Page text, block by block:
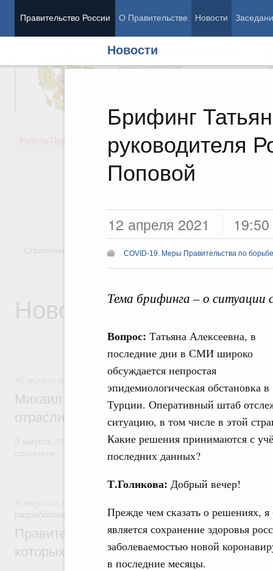
Правительство России О Правительстве Новости
Новости
Брифинг
руководителя
Поповой
12 апреля 2021 19:50
COVID-19. Меры Правительства по
Тема брифинга – о ситуации
Вопрос: Татьяна Алексеевна, в
последние дни в СМИ широко
обсуждается непростая
эпидемиологическая обстановка в
Турции. Оперативный штаб
ситуацию, в том числе в этой
Какие решения принимаются с
последних данных?
Т.Голикова: Добрый вечер!
Прежде чем сказать о решениях,
является сохранение здоровья
заболеваемостью новой
в последние месяцы.
Председатель Правительства
Вице-премьеры
Работа Правительства
Демография
Здоровье
Образование
Культура
Стратегии Государственные программы
Новости
Регулирование в сфере строительства
Михаил Мишустин поздравил
отрасли с профессиональным
9 августа 2026 года отмечается профессиональный праздник
Вчера
разработок
Правительство расширило перечень
которых освобождаются от НДФЛ